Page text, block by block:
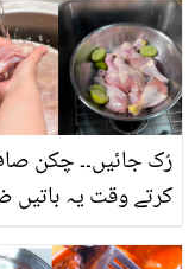
بنانے کے چند
رُک جائیں۔۔ چکن
کرتے وقت یہ باتیں